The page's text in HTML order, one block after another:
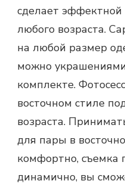
сделает
любого возраста.
на любой размер
можно
комплекте.
восточном стиле
возраста.
для пары в
комфортно, съемка
динамично, вы